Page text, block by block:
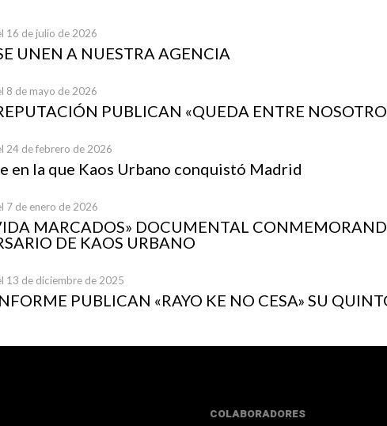
16 de julio de 2026
UNEN A NUESTRA AGENCIA
8 de mayo de 2026
PUBLICAN «QUEDA ENTRE
24 de febrero de 2026
en la que Kaos Urbano conquistó Madrid
7 de enero de 2026
MARCADOS» DOCUMENTAL
DE KAOS URBANO
13 de diciembre de 2025
PUBLICAN «RAYO KE NO CESA» SU
COLABORADORES